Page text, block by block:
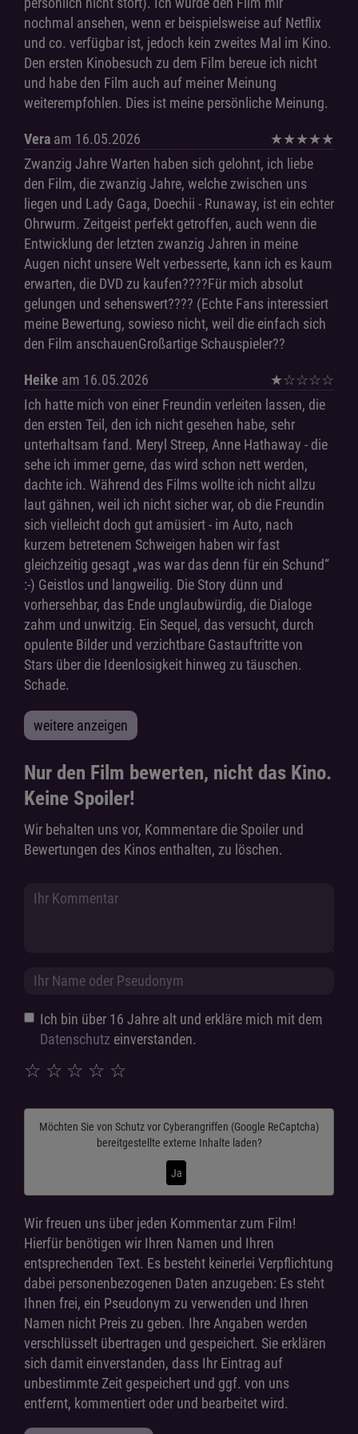
nochmal ansehen, wenn er beispielsweise auf Netflix
und co. verfügbar ist, jedoch kein zweites Mal im Kino.
Den ersten Kinobesuch zu dem Film bereue ich nicht
und habe den Film auch auf meiner Meinung
weiterempfohlen. Dies ist meine persönliche Meinung.
Vera am 16.05.2026 ★★★★★
Zwanzig Jahre Warten haben sich gelohnt, ich liebe
den Film, die zwanzig Jahre, welche zwischen uns
liegen und Lady Gaga, Doechii - Runaway, ist ein echter
Ohrwurm. Zeitgeist perfekt getroffen, auch wenn die
Entwicklung der letzten zwanzig Jahren in meine
Augen nicht unsere Welt verbesserte, kann ich es kaum
erwarten, die DVD zu kaufen????Für mich absolut
gelungen und sehenswert???? (Echte Fans interessiert
meine Bewertung, sowieso nicht, weil die einfach sich
den Film anschauenGroßartige Schauspieler??
Heike am 16.05.2026 ★☆☆☆☆
Ich hatte mich von einer Freundin verleiten lassen, die
den ersten Teil, den ich nicht gesehen habe, sehr
unterhaltsam fand. Meryl Streep, Anne Hathaway - die
sehe ich immer gerne, das wird schon nett werden,
dachte ich. Während des Films wollte ich nicht allzu
laut gähnen, weil ich nicht sicher war, ob die Freundin
sich vielleicht doch gut amüsiert - im Auto, nach
kurzem betretenem Schweigen haben wir fast
gleichzeitig gesagt „was war das denn für ein Schund“
:-) Geistlos und langweilig. Die Story dünn und
vorhersehbar, das Ende unglaubwürdig, die Dialoge
zahm und unwitzig. Ein Sequel, das versucht, durch
opulente Bilder und verzichtbare Gastauftritte von
Stars über die Ideenlosigkeit hinweg zu täuschen.
Schade.
weitere anzeigen
Nur den Film bewerten, nicht das Kino.
Keine Spoiler!
Wir behalten uns vor, Kommentare die Spoiler und
Bewertungen des Kinos enthalten, zu löschen.
Ich bin über 16 Jahre alt und erkläre mich mit dem
Datenschutz einverstanden.
☆
☆
☆
☆
☆
Möchten Sie von Schutz vor Cyberangriffen (Google ReCaptcha)
bereitgestellte externe Inhalte laden?
Ja
Wir freuen uns über jeden Kommentar zum Film!
Hierfür benötigen wir Ihren Namen und Ihren
entsprechenden Text. Es besteht keinerlei Verpflichtung
dabei personenbezogenen Daten anzugeben: Es steht
Ihnen frei, ein Pseudonym zu verwenden und Ihren
Namen nicht Preis zu geben. Ihre Angaben werden
verschlüsselt übertragen und gespeichert. Sie erklären
sich damit einverstanden, dass Ihr Eintrag auf
unbestimmte Zeit gespeichert und ggf. von uns
entfernt, kommentiert oder und bearbeitet wird.